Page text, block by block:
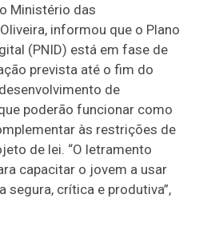
Ministério das
informou que o Plano
(PNID) está em fase de
prevista até o fim do
de
poderão funcionar como
às restrições de
de lei. “O letramento
capacitar o jovem a usar
crítica e produtiva”,